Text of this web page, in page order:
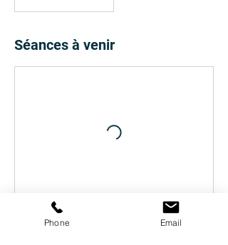
Séances à venir
Phone Email